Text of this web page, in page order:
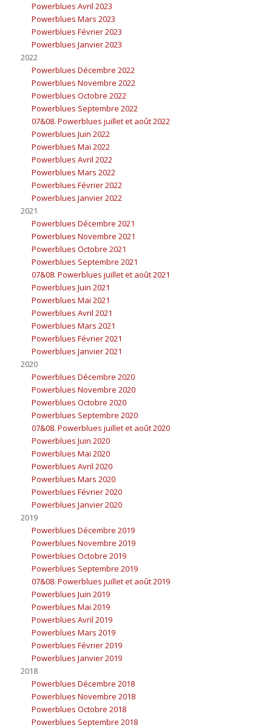
Powerblues Avril 2023
Powerblues Mars 2023
Powerblues Février 2023
Powerblues Janvier 2023
2022
Powerblues Décembre 2022
Powerblues Novembre 2022
Powerblues Octobre 2022
Powerblues Septembre 2022
07&08. Powerblues juillet et août 2022
Powerblues Juin 2022
Powerblues Mai 2022
Powerblues Avril 2022
Powerblues Mars 2022
Powerblues Février 2022
Powerblues Janvier 2022
2021
Powerblues Décembre 2021
Powerblues Novembre 2021
Powerblues Octobre 2021
Powerblues Septembre 2021
07&08. Powerblues juillet et août 2021
Powerblues Juin 2021
Powerblues Mai 2021
Powerblues Avril 2021
Powerblues Mars 2021
Powerblues Février 2021
Powerblues Janvier 2021
2020
Powerblues Décembre 2020
Powerblues Novembre 2020
Powerblues Octobre 2020
Powerblues Septembre 2020
07&08. Powerblues juillet et août 2020
Powerblues Juin 2020
Powerblues Mai 2020
Powerblues Avril 2020
Powerblues Mars 2020
Powerblues Février 2020
Powerblues Janvier 2020
2019
Powerblues Décembre 2019
Powerblues Novembre 2019
Powerblues Octobre 2019
Powerblues Septembre 2019
07&08. Powerblues juillet et août 2019
Powerblues Juin 2019
Powerblues Mai 2019
Powerblues Avril 2019
Powerblues Mars 2019
Powerblues Février 2019
Powerblues Janvier 2019
2018
Powerblues Décembre 2018
Powerblues Novembre 2018
Powerblues Octobre 2018
Powerblues Septembre 2018